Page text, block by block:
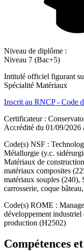
Niveau de diplôme :
Niveau 7 (Bac+5)
Intitulé officiel figurant
Spécialité Matériaux
Inscrit au RNCP - Code
Certificateur :
Accrédité du 01/09/2026
Code(s) NSF :
Métallurgie (y.c.
Matériaux de
matériaux composites
matériaux souples (240),
carrosserie, coque
Code(s) ROME :
développement
production (H2502)
Compétences